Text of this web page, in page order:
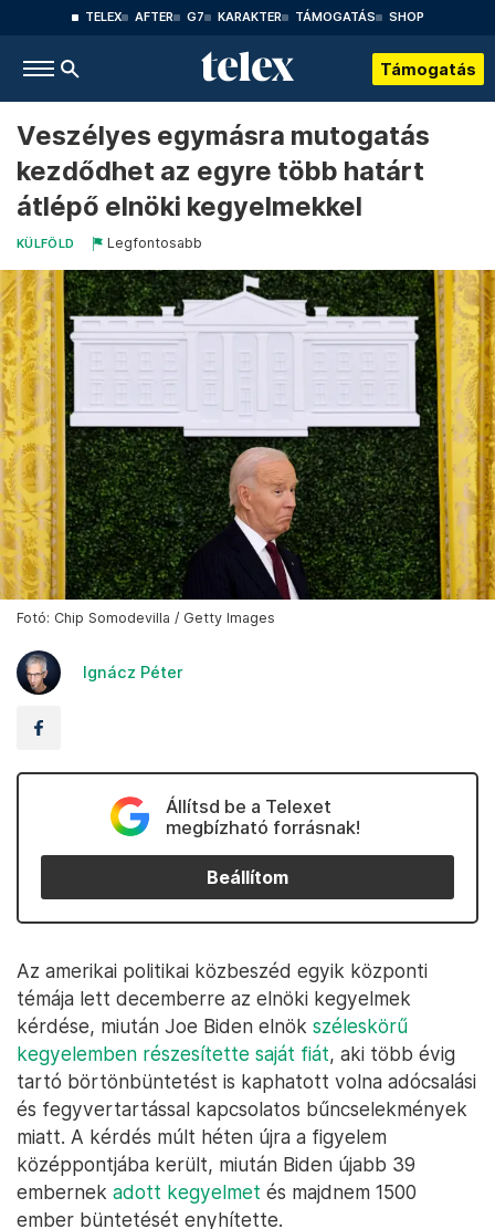
TELEX AFTER G7 KARAKTER TÁMOGATÁS SHOP
Támogatás
Veszélyes egymásra mutogatás
kezdődhet az egyre több határt
átlépő elnöki kegyelmekkel
KÜLFÖLD Legfontosabb
Fotó: Chip Somodevilla / Getty Images
Ignácz Péter
Állítsd be a Telexet
megbízható forrásnak!
Beállítom
Az amerikai politikai közbeszéd egyik központi
témája lett decemberre az elnöki kegyelmek
kérdése, miután Joe Biden elnök széleskörű
kegyelemben részesítette saját fiát, aki több évig
tartó börtönbüntetést is kaphatott volna adócsalási
és fegyvertartással kapcsolatos bűncselekmények
miatt. A kérdés múlt héten újra a figyelem
középpontjába került, miután Biden újabb 39
embernek adott kegyelmet és majdnem 1500
ember büntetését enyhítette.